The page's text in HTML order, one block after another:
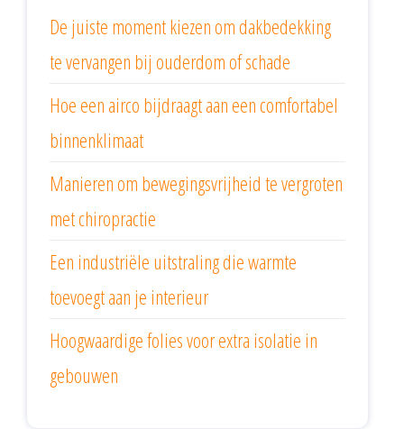
De juiste moment kiezen om dakbedekking
te vervangen bij ouderdom of schade
Hoe een airco bijdraagt aan een comfortabel
binnenklimaat
Manieren om bewegingsvrijheid te vergroten
met chiropractie
Een industriële uitstraling die warmte
toevoegt aan je interieur
Hoogwaardige folies voor extra isolatie in
gebouwen